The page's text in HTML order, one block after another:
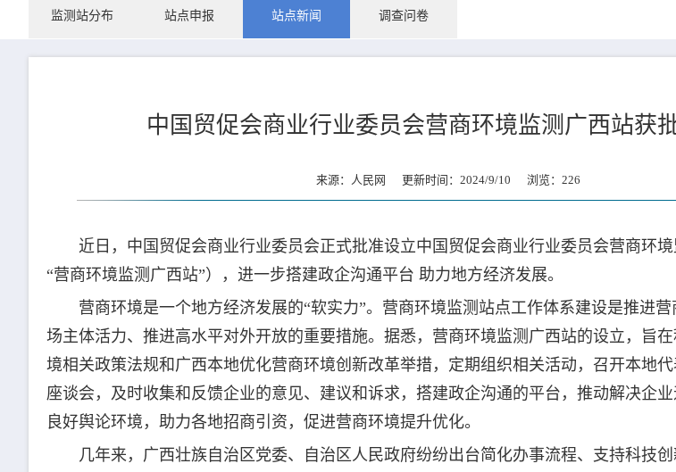
监测站分布 站点申报 站点新闻 调查问卷
中国贸促会商业行业委员会营商环境监测广西站获
来源：人民网 更新时间：2024/9/10 浏览： 226
近日，中国贸促会商业行业委员会正式批准设立中国贸促会商业行业委员会营商环
“营商环境监测广西站”），进一步搭建政企沟通平台 助力地方经济发展。
营商环境是一个地方经济发展的“软实力”。营商环境监测站点工作体系建设是推进
场主体活力、推进高水平对外开放的重要措施。据悉，营商环境监测广西站的设立，旨
境相关政策法规和广西本地优化营商环境创新改革举措，定期组织相关活动，召开本地
座谈会，及时收集和反馈企业的意见、建议和诉求，搭建政企沟通的平台，推动解决企
良好舆论环境，助力各地招商引资，促进营商环境提升优化。
几年来，广西壮族自治区党委、自治区人民政府纷纷出台简化办事流程、支持科技创